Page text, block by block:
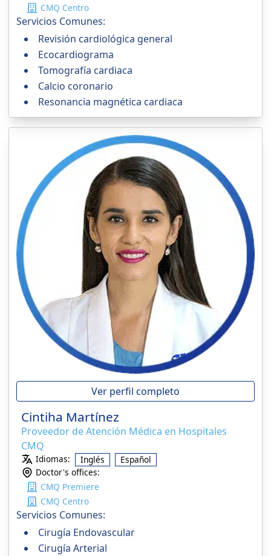
CMQ Centro
Servicios Comunes:
Revisión cardiológica general
Ecocardiograma
Tomografía cardiaca
Calcio coronario
Resonancia magnética cardiaca
Ver perfil completo
Cintiha Martínez
Proveedor de Atención Médica en Hospitales
CMQ
Idiomas: Inglés
Español
Doctor's offices:
CMQ Premiere
CMQ Centro
Servicios Comunes:
Cirugía Endovascular
Cirugía Arterial